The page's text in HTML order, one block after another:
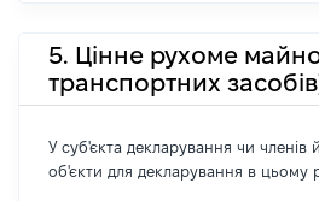
5. Цінне рухоме
транспортних
У суб'єкта декларування чи членів
об'єкти для декларування в цьому